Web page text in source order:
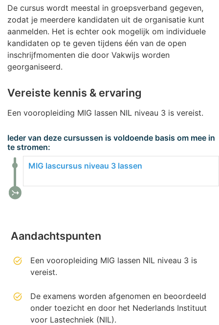
De cursus wordt meestal in groepsverband gegeven,
zodat je meerdere kandidaten uit de organisatie kunt
aanmelden. Het is echter ook mogelijk om individuele
kandidaten op te geven tijdens één van de open
inschrijfmomenten die door Vakwijs worden
georganiseerd.
Vereiste kennis & ervaring
Een vooropleiding MIG lassen NIL niveau 3 is vereist.
Ieder van deze cursussen is voldoende basis om mee in
te stromen:
MIG lascursus niveau 3 lassen
call_merge
Aandachtspunten
Een vooropleiding MIG lassen NIL niveau 3 is
vereist.
De examens worden afgenomen en beoordeeld
onder toezicht en door het Nederlands Instituut
voor Lastechniek (NIL).